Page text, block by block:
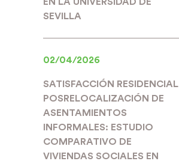
SEVILLA
02/04/2026
SATISFACCIÓN RESIDENCIAL
POSRELOCALIZACIÓN DE
ASENTAMIENTOS
INFORMALES: ESTUDIO
COMPARATIVO DE
VIVIENDAS SOCIALES EN